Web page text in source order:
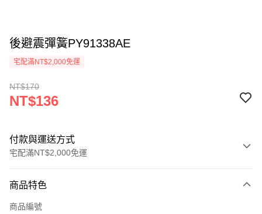
後避震彈簧PY91338AE
宅配滿NT$2,000免運
NT$170
NT$136
付款與運送方式
宅配滿NT$2,000免運
信用卡一次付款
商品特色
商品編號